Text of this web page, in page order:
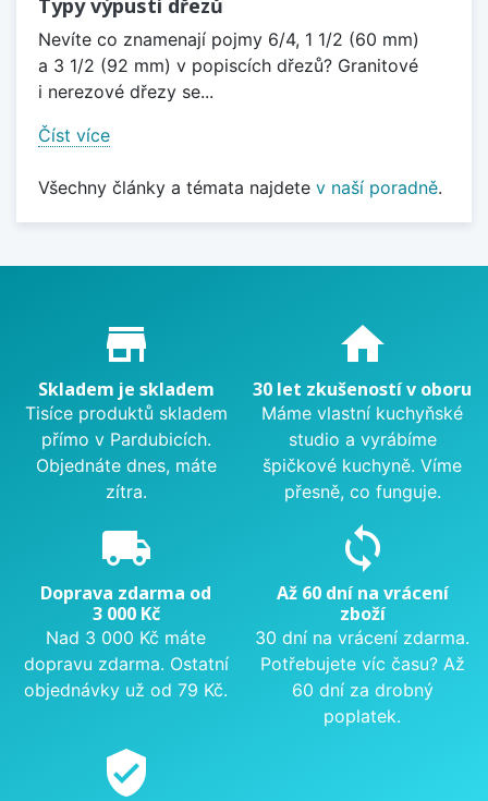
Typy výpustí dřezů
Nevíte co znamenají pojmy 6/4, 1 1/2 (60 mm)
a 3 1/2 (92 mm) v popiscích dřezů? Granitové
i nerezové dřezy se...
Číst více
Všechny články a témata najdete v naší poradně.
Proč nakupovat u nás?
store_mall_directory
Skladem je skladem
Tisíce produktů skladem
přímo v Pardubicích.
Objednáte dnes, máte
zítra.
home
30 let zkušeností v oboru
Máme vlastní kuchyňské
studio a vyrábíme
špičkové kuchyně. Víme
přesně, co funguje.
local_shipping
Doprava zdarma od
3 000 Kč
Nad 3 000 Kč máte
dopravu zdarma. Ostatní
objednávky už od 79 Kč.
sync
Až 60 dní na vrácení
zboží
30 dní na vrácení zdarma.
Potřebujete víc času? Až
60 dní za drobný
poplatek.
verified_user